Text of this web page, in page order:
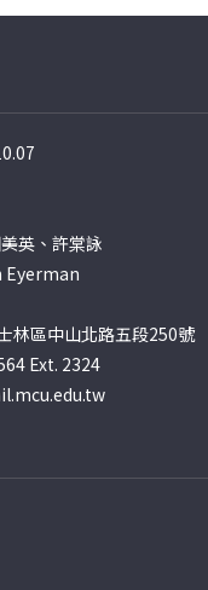
英、許棠詠
Eyerman
林區中山北路五段250號
Ext. 2324